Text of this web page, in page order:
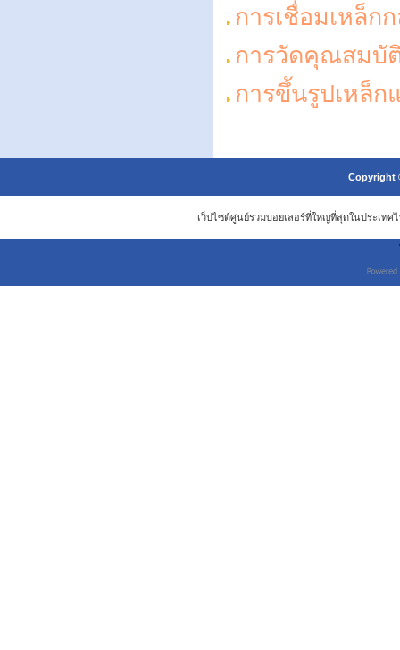
การเชื่อมเหล็ก
การวัดคุณสมบั
การขึ้นรูปเหล็ก
Copyright
เว็ปไซต์ศูนย์รวมบอยเลอร์ที่ใหญ่ที่สุดในประเทศ